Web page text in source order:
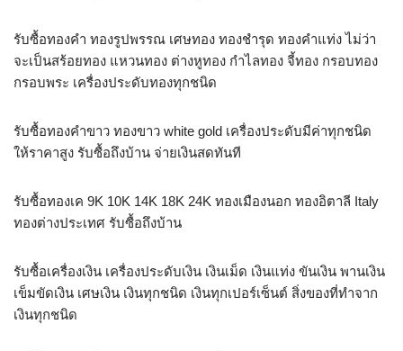
รับซื้อทองคำ ทองรูปพรรณ เศษทอง ทองชำรุด ทองคำแท่ง ไม่ว่า
จะเป็นสร้อยทอง แหวนทอง ต่างหูทอง กำไลทอง จี้ทอง กรอบทอง
กรอบพระ เครื่องประดับทองทุกชนิด
รับซื้อทองคำขาว ทองขาว white gold เครื่องประดับมีค่าทุกชนิด
ให้ราคาสูง รับซื้อถึงบ้าน จ่ายเงินสดทันที
รับซื้อทองเค 9K 10K 14K 18K 24K ทองเมืองนอก ทองอิตาลี Italy
ทองต่างประเทศ รับซื้อถึงบ้าน
รับซื้อเครื่องเงิน เครื่องประดับเงิน เงินเม็ด เงินแท่ง ขันเงิน พานเงิน
เข็มขัดเงิน เศษเงิน เงินทุกชนิด เงินทุกเปอร์เซ็นต์ สิ่งของที่ทำจาก
เงินทุกชนิด